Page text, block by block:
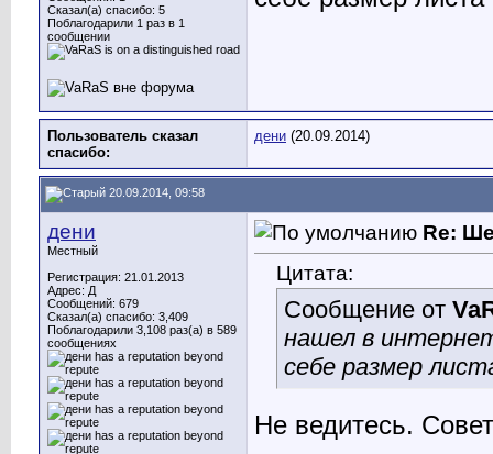
Сказал(а) спасибо: 5
Поблагодарили 1 раз в 1
сообщении
Пользователь сказал
cпасибо:
дени (20.09.2014)
20.09.2014, 09:58
дени
Местный
Регистрация: 21.01.2013
Адрес: Д
Сообщений: 679
Сказал(а) спасибо: 3,409
Поблагодарили 3,108 раз(а) в 589
сообщениях
Re:
Цитата:
Сообщение от
нашел в
себе размер
Не ведитесь.